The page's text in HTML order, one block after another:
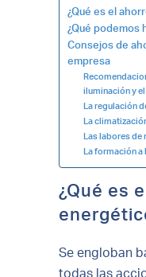
¿Qué es el
¿Qué podemos
Consejos de
empresa
iluminación y
La regulación
La
Las labores de
La formación
¿Qué es
Se engloban
todas las